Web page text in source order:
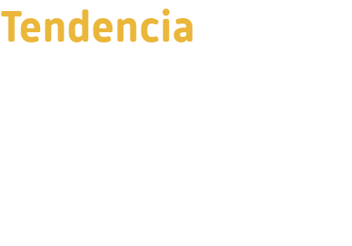
Tendencia